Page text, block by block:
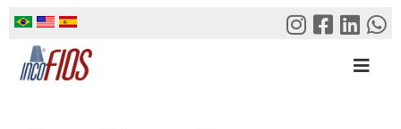
content